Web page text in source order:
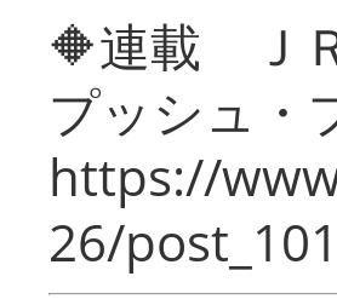
🔶連載 Ｊ
プッシュ・
https://
26/